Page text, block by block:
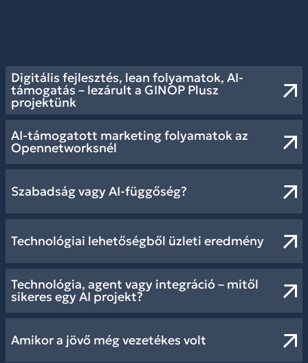
Digitális fejlesztés, lean folyamatok, AI-
támogatás – lezárult a GINOP Plusz
projektünk
AI-támogatott marketing folyamatok az
Opennetworksnél
Szabadság vagy AI-függőség?
Technológiai lehetőségből üzleti eredmény
Technológia, agent vagy integráció – mitől
sikeres egy AI projekt?
Amikor a jövő még vezetékes volt